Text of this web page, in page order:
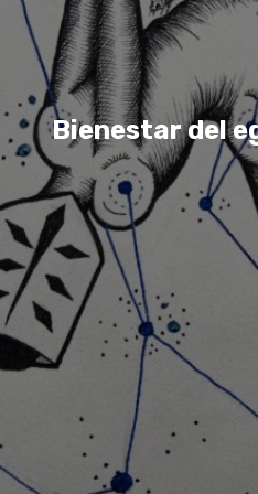
Bienestar del